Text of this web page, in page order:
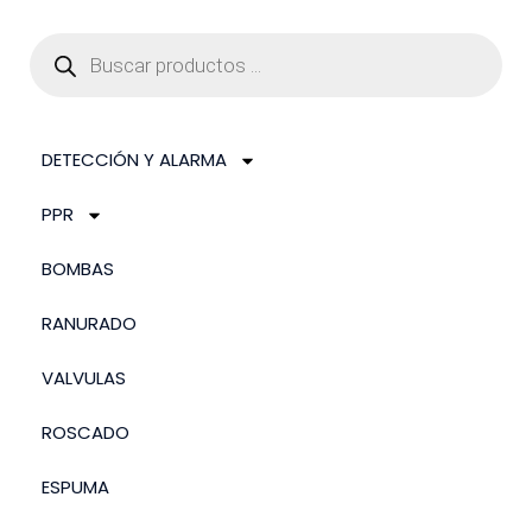
DETECCIÓN Y ALARMA
PPR
BOMBAS
RANURADO
VALVULAS
ROSCADO
ESPUMA